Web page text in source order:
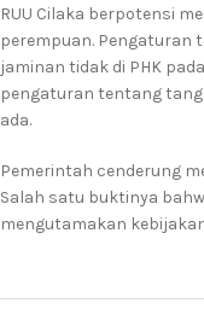
RUU Cilaka berpotensi
perempuan. Pengaturan
jaminan tidak di PHK
pengaturan tentang
ada.
Pemerintah cenderung
Salah satu buktinya
mengutamakan